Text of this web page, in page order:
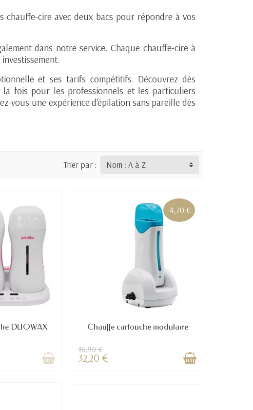
cire avec deux bacs pour répondre à vos
dans notre service. Chaque chauffe-cire à
et ses tarifs compétitifs. Découvrez dès
fois pour les professionnels et les particuliers
vous une expérience d'épilation sans pareille dès
Trier par :
DUOWAX
-4,70 €
Chauffe cartouche modulaire
36,90 €
32,20 €